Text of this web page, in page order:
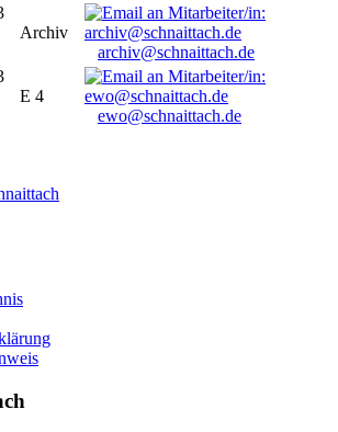
Archiv
archiv@schnaittach.de
E 4
ewo@schnaittach.de